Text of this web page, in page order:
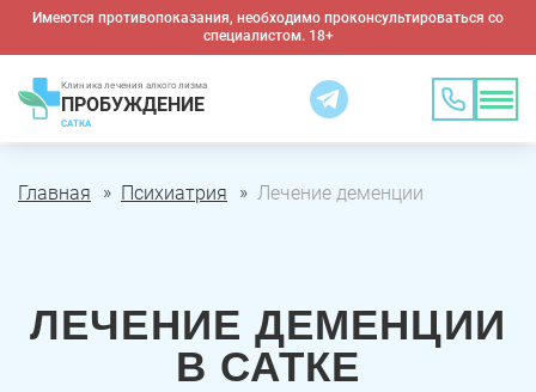
Имеются противопоказания, необходимо проконсультироваться со
специалистом. 18+
Клиника лечения алкоголизма
ПРОБУЖДЕНИЕ
САТКА
Главная Психиатрия Лечение деменции
ЛЕЧЕНИЕ ДЕМЕНЦИИ
В САТКЕ